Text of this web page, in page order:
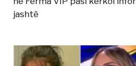
jashtë